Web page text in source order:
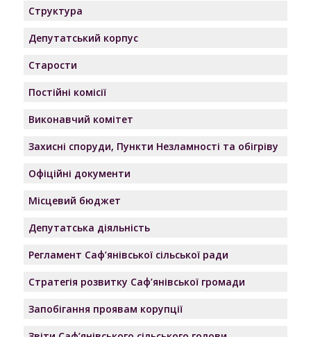
Структура
Депутатський корпус
Старости
Постійні комісії
Виконавчий комітет
Захисні споруди, Пункти Незламності та обігріву
Офіційні документи
Місцевий бюджет
Депутатська діяльність
Регламент Саф’янівської сільської ради
Стратегія розвитку Саф’янівської громади
Запобігання проявам корупції